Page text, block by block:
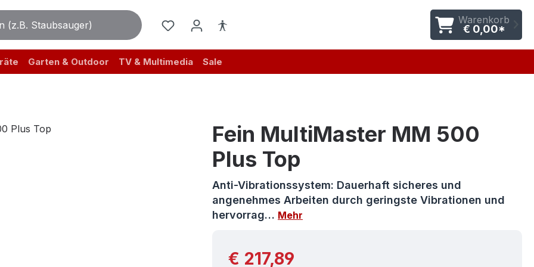
Warenkorb
€ 0,00*
Garten & Outdoor TV & Multimedia Sale
Fein MultiMaster MM 500
Plus Top
Anti-Vibrationssystem: Dauerhaft sicheres und
angenehmes Arbeiten durch geringste Vibrationen und
hervorrag… Mehr
Regulärer Preis:
€ 217,89